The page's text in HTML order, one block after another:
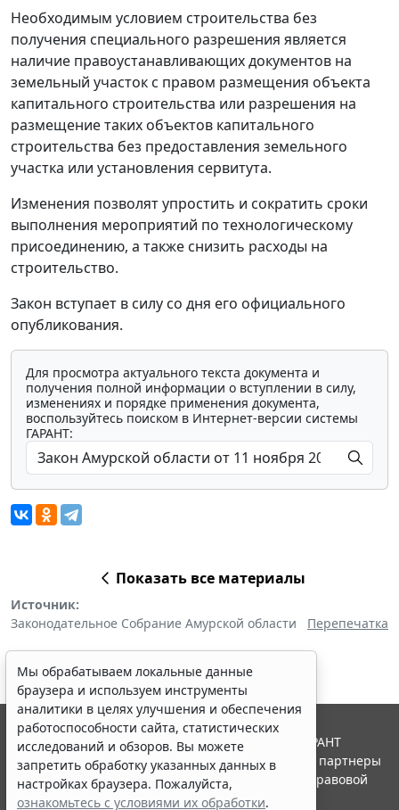
Необходимым условием строительства без
получения специального разрешения является
наличие правоустанавливающих документов на
земельный участок с правом размещения объекта
капитального строительства или разрешения на
размещение таких объектов капитального
строительства без предоставления земельного
участка или установления сервитута.
Изменения позволят упростить и сократить сроки
выполнения мероприятий по технологическому
присоединению, а также снизить расходы на
строительство.
Закон вступает в силу со дня его официального
опубликования.
Для просмотра актуального текста документа и
получения полной информации о вступлении в силу,
изменениях и порядке применения документа,
воспользуйтесь поиском в Интернет-версии системы
ГАРАНТ:
Показать все материалы
Источник:
Законодательное Собрание Амурской области
Перепечатка
Мы обрабатываем локальные данные
браузера и используем инструменты
аналитики в целях улучшения и обеспечения
работоспособности сайта, статистических
исследований и обзоров. Вы можете
запретить обработку указанных данных в
настройках браузера. Пожалуйста,
ознакомьтесь с условиями их обработки.
© ООО "НПП "ГАРАНТ-СЕРВИС", 2026. Система ГАРАНТ
выпускается с 1990 года. Компания "Гарант" и ее партнеры
являются участниками Российской ассоциации правовой
информации ГАРАНТ.